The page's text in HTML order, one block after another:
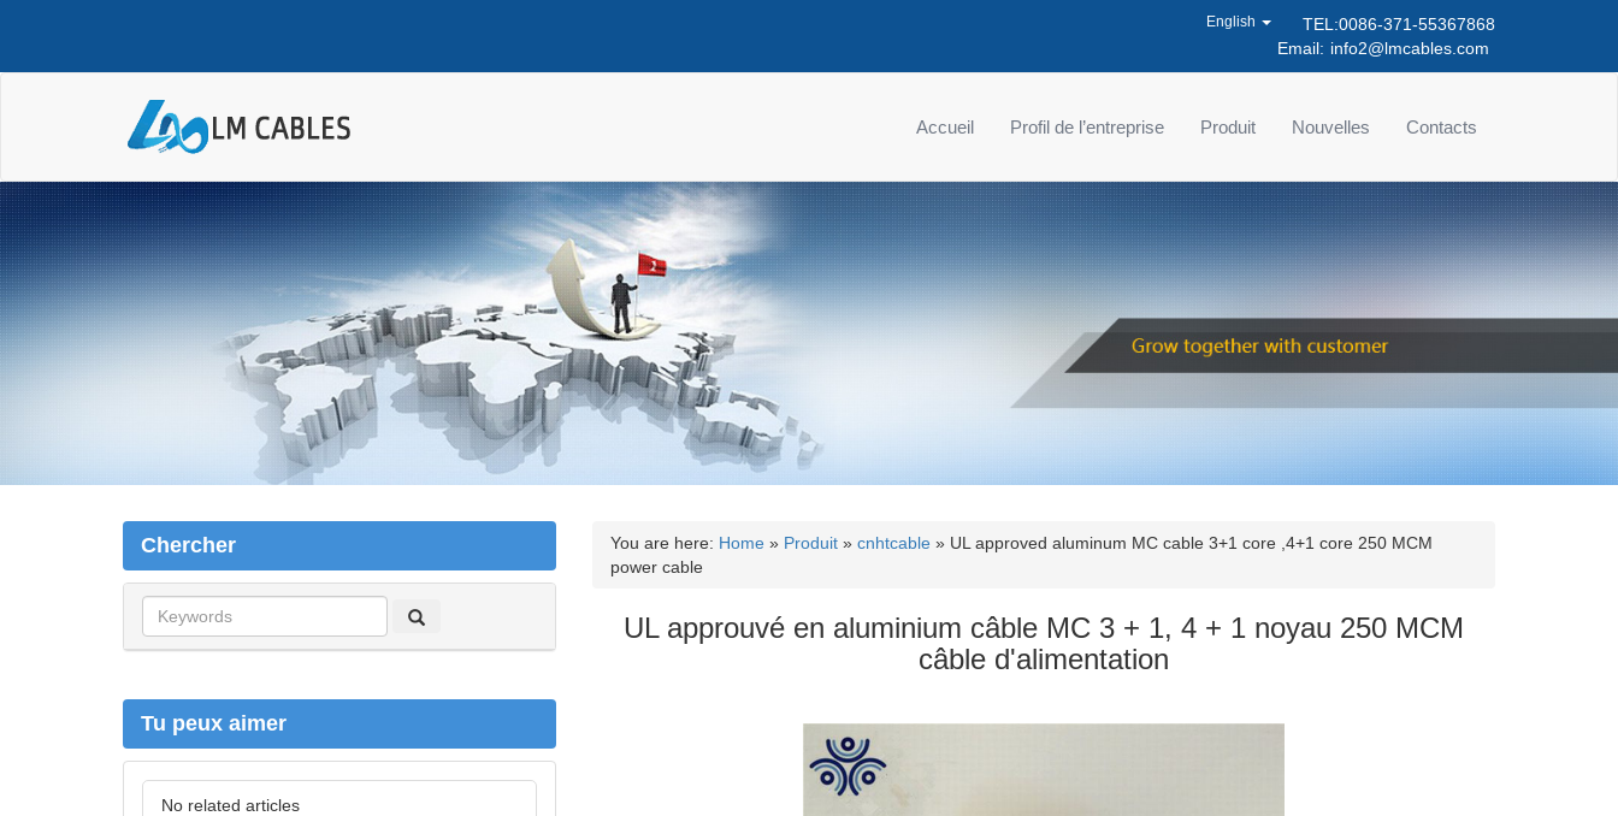
TEL:0086-371-55367868
Email: info2@lmcables.com
English
Accueil Profil de l’entreprise Produit Nouvelles Contacts
You are here: Home » Produit » cnhtcable » UL approved aluminum MC cable 3+1 core ,4+1 core 250 MCM
power cable
UL approuvé en aluminium câble MC 3 + 1, 4 + 1 noyau 250 MCM
câble d'alimentation
Chercher
h
e
c
h
e
Tu peux aimer
No related articles